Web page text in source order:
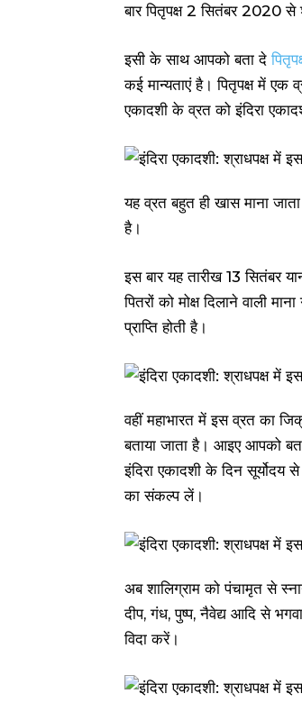
बार पितृपक्ष 2 सितंबर 2020
इसी के साथ आपको बता दे
कई मान्यताएं है। पितृपक्ष में एक
एकादशी के व्रत को इंदिरा
यह व्रत बहुत ही खास माना
है।
इस बार यह तारीख 13 सितंबर
पितरों को मोक्ष दिलाने वाली
प्राप्ति होती है।
वहीं महाभारत में इस व्रत का
बताया जाता है। आइए आपको
इंदिरा एकादशी के दिन
का संकल्प लें।
अब शालिग्राम को पंचामृत से
दीप, गंध, पुष्प, नैवेद्य आदि से
विदा करें।